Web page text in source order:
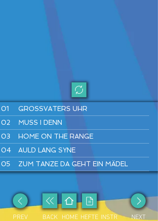
01
GROSSVATERS UHR
02
MUSS I DENN
03
HOME ON THE RANGE
04
AULD LANG SYNE
05
ZUM TANZE DA GEHT EIN MÄDEL
WARM UP
08
SIMPLE GIFTS
LUSTIG IST DAS ZIGEUNERLEBEN
PREV HEFTE
BACK INSTR
HOME NEXT